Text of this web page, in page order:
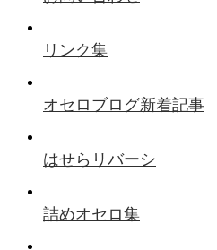
リンク集
オセロブログ新着記事
はせらリバーシ
詰めオセロ集